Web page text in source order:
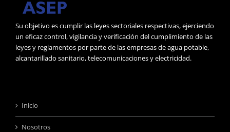
Su objetivo es cumplir las leyes sectoriales respectivas, ejerciendo
un eficaz control, vigilancia y verificación del cumplimiento de las
leyes y reglamentos por parte de las empresas de agua potable,
alcantarillado sanitario, telecomunicaciones y electricidad.
Inicio
Nosotros